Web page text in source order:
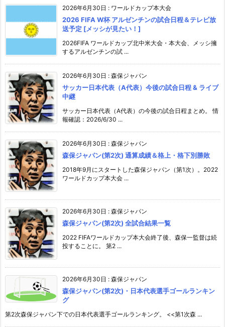
2026年6月30日 : ワールドカップ本大会
2026 FIFA W杯 アルゼンチンの試合日程＆テレビ放
送予定 [メッシが見たい！]
2026FIFA ワールドカップ北中米大会・本大会、メッシ擁
するアルゼンチンの試 ...
2026年6月30日 : 森保ジャパン
サッカー日本代表（A代表）今後の試合日程 & ライブ
中継
サッカー日本代表（A代表）の今後の試合日程まとめ。 情
報確認：2026/6/30 ...
2026年6月30日 : 森保ジャパン
森保ジャパン(第2次) 通算成績＆格上・格下別勝敗
2018年9月にスタートした森保ジャパン（第1次）。2022
ワールドカップ本大会 ...
2026年6月30日 : 森保ジャパン
森保ジャパン(第2次) 全試合結果一覧
2022 FIFAワールドカップ本大会終了後、森保一監督は続
投することに。 第2 ...
2026年6月30日 : 森保ジャパン
森保ジャパン(第2次)・日本代表選手ゴールランキン
グ
第2次森保ジャパン下での日本代表選手ゴールランキング。 <<第1次森 ...